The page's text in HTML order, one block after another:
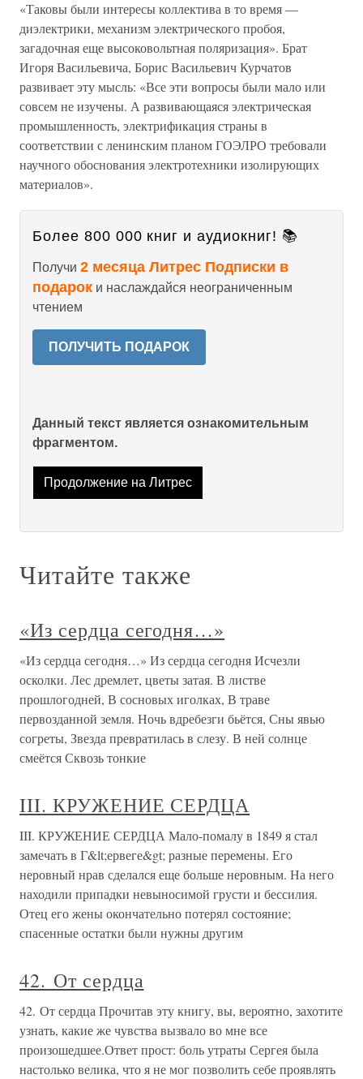
«Таковы были интересы коллектива в то время —
диэлектрики, механизм электрического пробоя,
загадочная еще высоковольтная поляризация». Брат
Игоря Васильевича, Борис Васильевич Курчатов
развивает эту мысль: «Все эти вопросы были мало или
совсем не изучены. А развивающаяся электрическая
промышленность, электрификация страны в
соответствии с ленинским планом ГОЭЛРО требовали
научного обоснования электротехники изолирующих
материалов».
Более 800 000 книг и аудиокниг! 📚
Получи 2 месяца Литрес Подписки в
подарок и наслаждайся неограниченным
чтением
ПОЛУЧИТЬ ПОДАРОК
Данный текст является ознакомительным
фрагментом.
Продолжение на Литрес
Читайте также
«Из сердца сегодня…»
«Из сердца сегодня…» Из сердца сегодня Исчезли
осколки. Лес дремлет, цветы затая. В листве
прошлогодней, В сосновых иголках, В траве
первозданной земля. Ночь вдребезги бьётся, Сны явью
согреты, Звезда превратилась в слезу. В ней солнце
смеётся Сквозь тонкие
III. КРУЖЕНИЕ СЕРДЦА
III. КРУЖЕНИЕ СЕРДЦА Мало-помалу в 1849 я стал
замечать в Г&lt;ервеге&gt; разные перемены. Его
неровный нрав сделался еще больше неровным. На него
находили припадки невыносимой грусти и бессилия.
Отец его жены окончательно потерял состояние;
спасенные остатки были нужны другим
42. От сердца
42. От сердца Прочитав эту книгу, вы, вероятно, захотите
узнать, какие же чувства вызвало во мне все
произошедшее.Ответ прост: боль утраты Сергея была
настолько велика, что я не мог позволить себе проявлять